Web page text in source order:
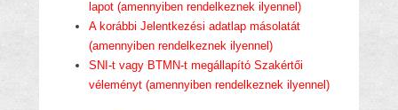
lapot (amennyiben rendelkeznek ilyennel)
A korábbi Jelentkezési adatlap másolatát
(amennyiben rendelkeznek ilyennel)
SNI-t vagy BTMN-t megállapító Szakértői
véleményt (amennyiben rendelkeznek ilyennel)